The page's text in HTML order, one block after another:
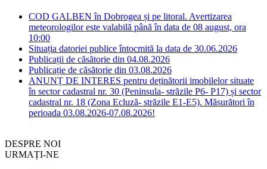
COD GALBEN în Dobrogea și pe litoral. Avertizarea
meteorologilor este valabilă până în data de 08 august, ora
10:00
Situația datoriei publice întocmită la data de 30.06.2026
Publicații de căsătorie din 04.08.2026
Publicație de căsătorie din 03.08.2026
ANUNȚ DE INTERES pentru deținătorii imobilelor situate
în sector cadastral nr. 30 (Peninsula- străzile P6- P17) și sector
cadastral nr. 18 (Zona Ecluză- străzile E1-E5). Măsurători în
perioada 03.08.2026-07.08.2026!
DESPRE NOI
URMAȚI-NE